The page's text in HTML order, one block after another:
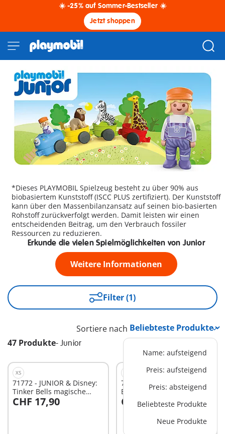
☀️ -25% auf Sommer-Bestseller ☀️
Jetzt shoppen
*Dieses PLAYMOBIL Spielzeug besteht zu über 90% aus
biobasiertem Kunststoff (ISCC PLUS zertifiziert). Der Kunststoff
kann über den Massenbilanzansatz auf seinen bio-basierten
Rohstoff zurückverfolgt werden. Damit leisten wir einen
entscheidenden Beitrag, um den Verbrauch fossiler
Ressourcen zu reduzieren.
Erkunde die vielen Spielmöglichkeiten von Junior
Weitere Informationen
Filter (1)
47 Produkte- Junior
Sortiere nach
Name: aufsteigend
Preis: aufsteigend
Preis: absteigend
Beliebteste Produkte
Neue Produkte
XS
71772 - JUNIOR & Disney:
Tinker Bells magische
Feen-Schwimmblume
CHF 17,90
In den Warenkorb
71458 - JUNIOR & Disney:
Belles Spielturm mit
Melodie
CHF 47,99
In den Warenkorb